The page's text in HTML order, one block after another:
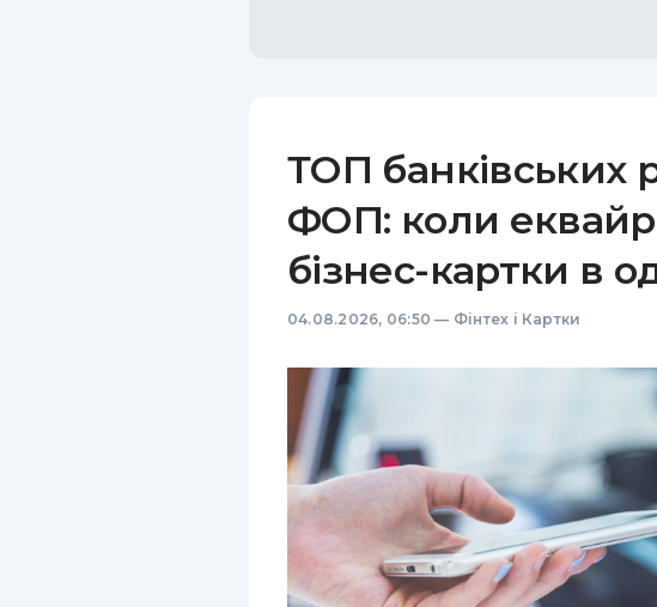
ТОП банківських
ФОП: коли
бізнес-картки в
04.08.2026, 06:50 — Фінтех і Картки